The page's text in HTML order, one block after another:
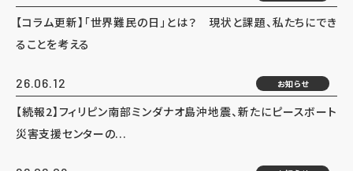
【コラム更新】「世界難民の日」とは？ 現状と課題、私たちにでき
ることを考える
26.06.12 お知らせ
【続報2】フィリピン南部ミンダナオ島沖地震、新たにピースボート
災害支援センターの...